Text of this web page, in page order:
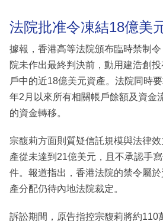
法院批准令凍結18億美
據報，香港高等法院頒布臨時禁制
院未作出最終判決前，動用建浩創
戶中的近18億美元資產。法院同時
年2月以來所有相關帳戶餘額及資金
的資金轉移。
宗馥莉方面則質疑信託規模與法律
產從未達到21億美元，且不承認手
件。報道指出，香港法院的禁令屬
產分配仍待內地法院裁定。
訴訟期間，原告指控宗馥莉將約110